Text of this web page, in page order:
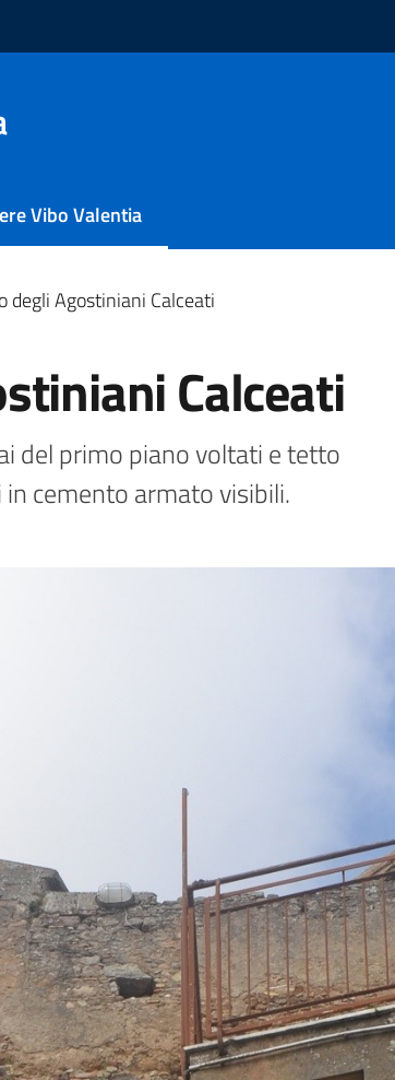
Vibo Valentia
selezionato
degli Agostiniani Calceati
Calceati
del primo piano voltati e tetto
cemento armato visibili.